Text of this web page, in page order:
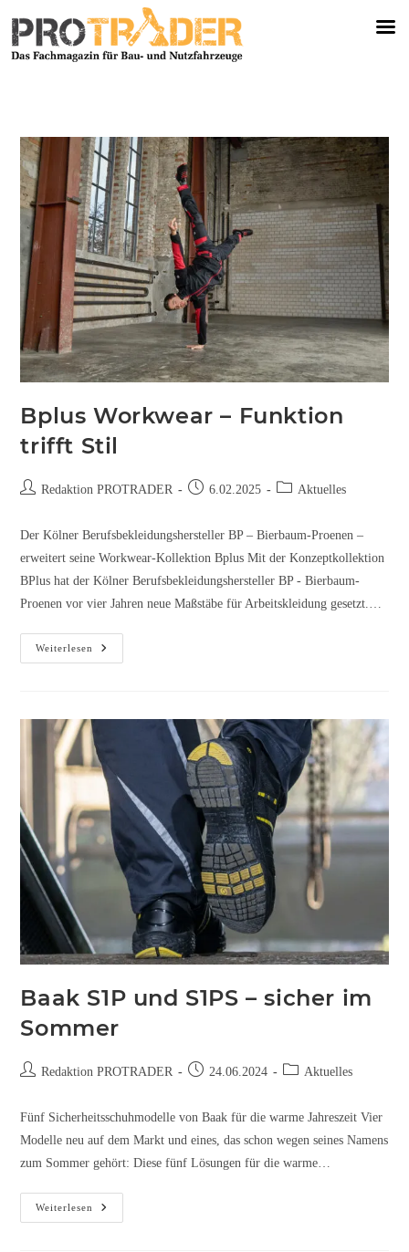
Bplus Workwear – Funktion
trifft Stil
Redaktion PROTRADER 6.02.2025 Aktuelles
Der Kölner Berufsbekleidungshersteller BP – Bierbaum-Proenen –
erweitert seine Workwear-Kollektion Bplus Mit der Konzeptkollektion
BPlus hat der Kölner Berufsbekleidungshersteller BP - Bierbaum-
Proenen vor vier Jahren neue Maßstäbe für Arbeitskleidung gesetzt.…
Weiterlesen
Baak S1P und S1PS – sicher im
Sommer
Redaktion PROTRADER 24.06.2024 Aktuelles
Fünf Sicherheitsschuhmodelle von Baak für die warme Jahreszeit Vier
Modelle neu auf dem Markt und eines, das schon wegen seines Namens
zum Sommer gehört: Diese fünf Lösungen für die warme…
Weiterlesen